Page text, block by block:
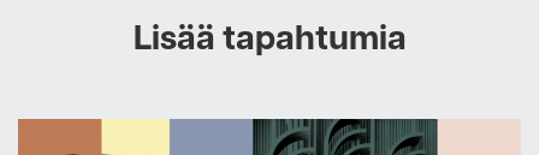
Lisää tapahtumia